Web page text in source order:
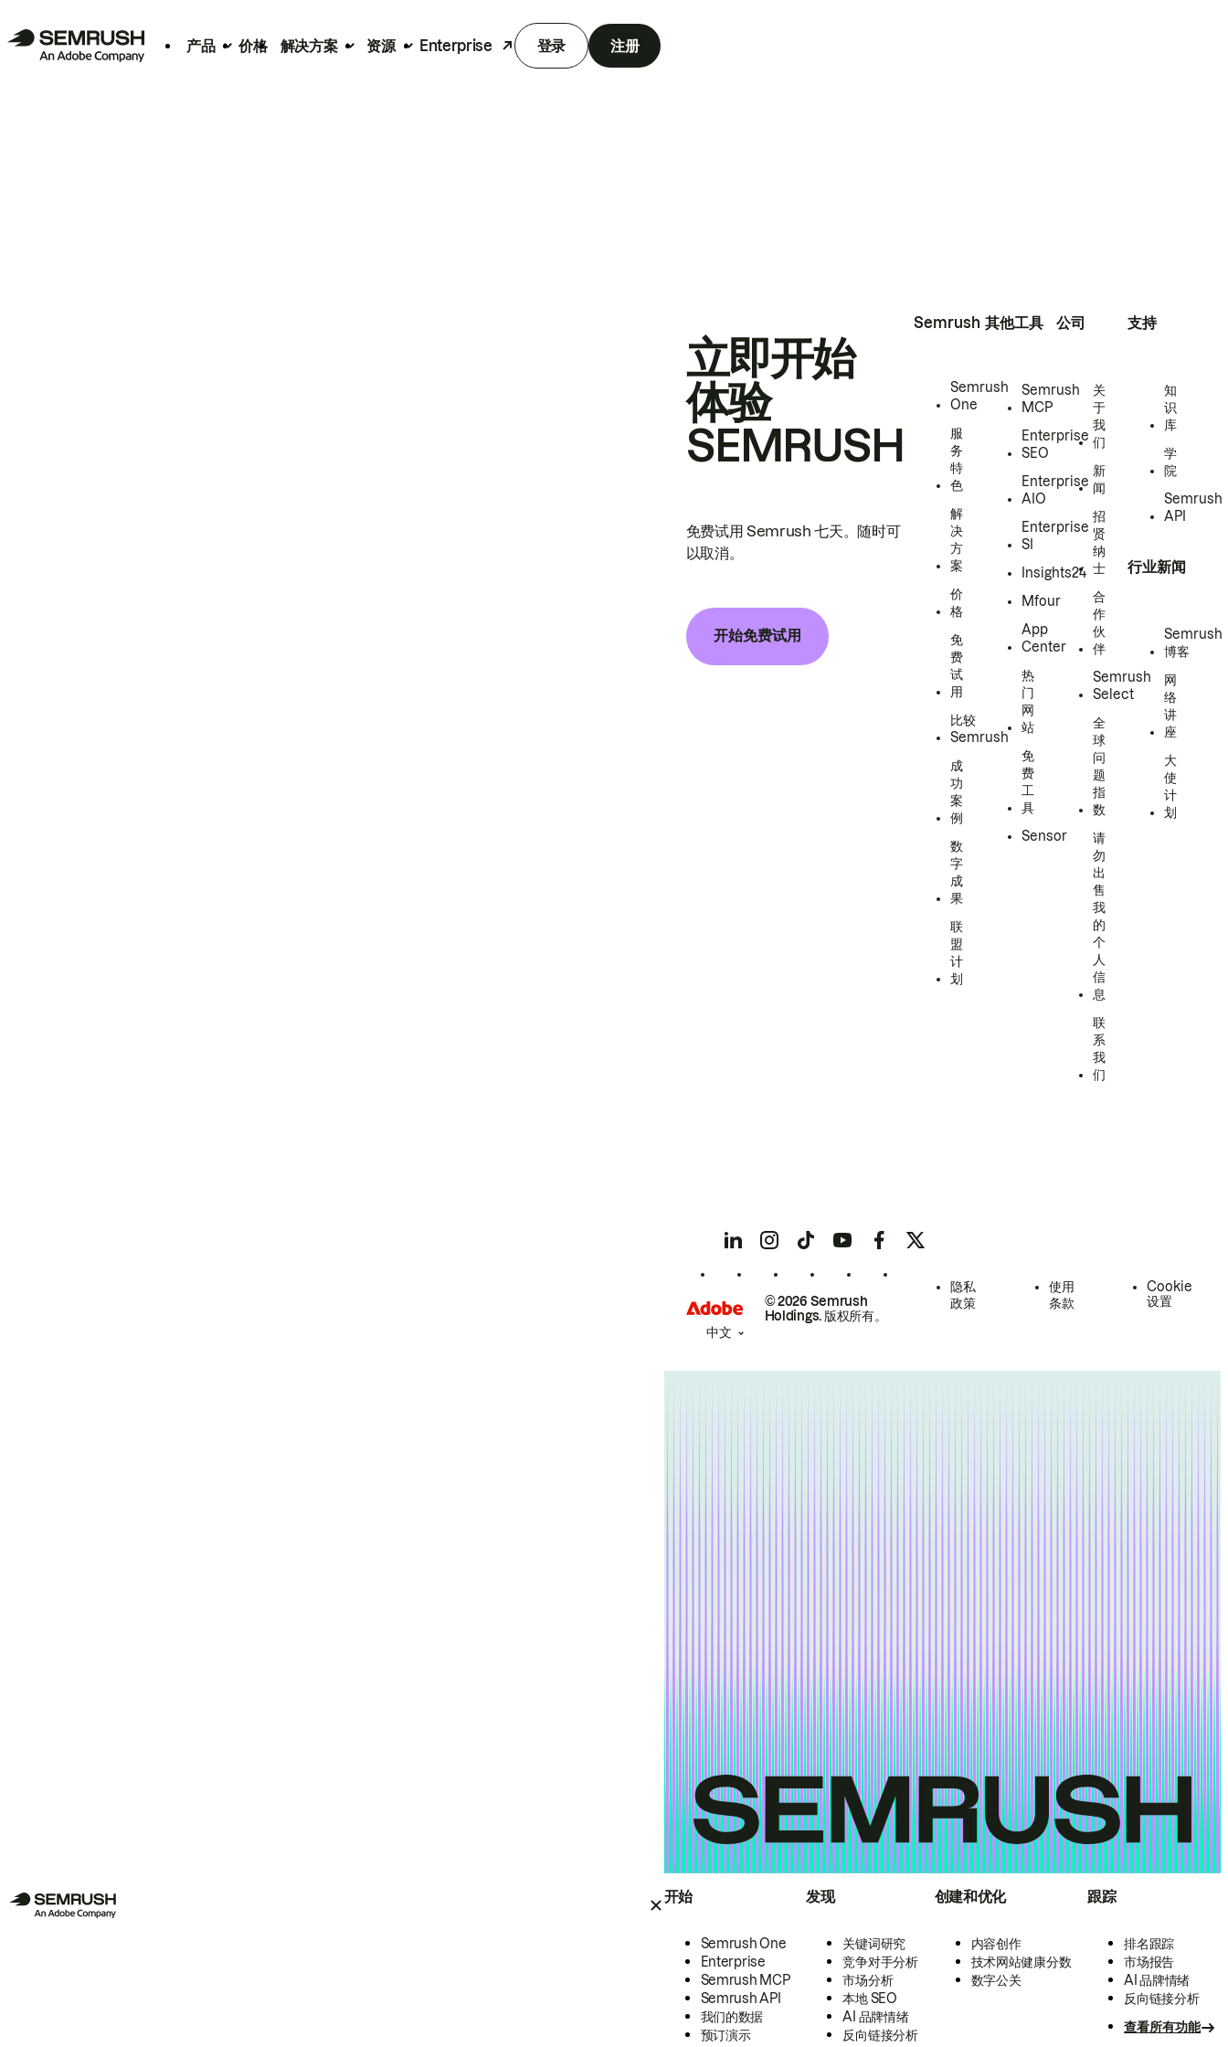
产品 价格 解决方案 资源 Enterprise 登录 注册
开始
Semrush One
Enterprise
Semrush MCP
Semrush API
我们的数据
预订演示
发现
关键词研究
竞争对手分析
市场分析
本地 SEO
AI 品牌情绪
反向链接分析
创建和优化
内容创作
技术网站健康分数
数字公关
跟踪
排名跟踪
市场报告
AI 品牌情绪
反向链接分析
查看所有功能
立即开始
体验
SEMRUSH
免费试用 Semrush 七天。随时可
以取消。
开始免费试用
Semrush
Semrush
One
服
务
特
色
解
决
方
案
价
格
免
费
试
用
比较
Semrush
成
功
案
例
数
字
成
果
联
盟
计
划
其他工具
Semrush
MCP
Enterprise
SEO
Enterprise
AIO
Enterprise
SI
Insights24
Mfour
App
Center
热
门
网
站
免
费
工
具
Sensor
公司
关
于
我
们
新
闻
招
贤
纳
士
合
作
伙
伴
Semrush
Select
全
球
问
题
指
数
请
勿
出
售
我
的
个
人
信
息
联
系
我
们
支持
知
识
库
学
院
Semrush
API
行业新闻
Semrush
博客
网
络
讲
座
大
使
计
划
© 2026 Semrush
Holdings. 版权所有。
隐私
政策
使用
条款
Cookie
设置
中文